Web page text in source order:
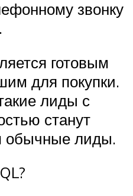
звонку
готовым
для покупки.
лиды с
станут
обычные лиды.